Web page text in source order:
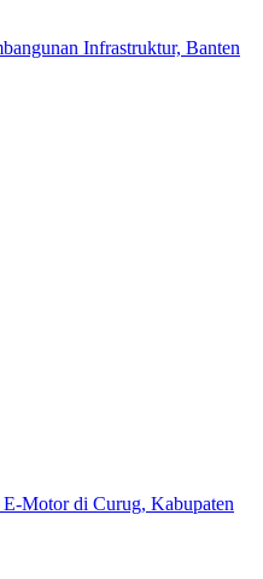
Infrastruktur, Banten
Motor di Curug, Kabupaten